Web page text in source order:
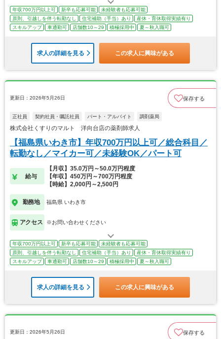
年収700万円以上可 新卒も応募可能
未経験者も応募可能
原則、引越しを伴う転勤なし
住宅補助（手当）あり
産休・育休取得実績有り
スキルアップ
車通勤可 店舗数10～29 積極採用中 夏～秋入職可
求人の詳細を見る この求人に興味がある
更新日：2026年5月26日 保存する
正社員 契約社員・嘱託社員 パート・アルバイト 調剤薬局
株式会社くすりのマルト 洋向台店の薬剤師求人
【福島県いわき市】年収700万円以上可／総合科目／
転勤なし／マイカー可／未経験OK／パート可
給与
【月収】35.0万円～50.0万円程度
【年収】450万円～700万円程度
【時給】2,000円～2,500円
勤務地 福島県 いわき市
アクセス ※お問い合わせください
年収700万円以上可 新卒も応募可能
未経験者も応募可能
原則、引越しを伴う転勤なし
住宅補助（手当）あり
産休・育休取得実績有り
スキルアップ
車通勤可 店舗数10～29 積極採用中 夏～秋入職可
求人の詳細を見る この求人に興味がある
更新日：2026年5月26日 保存する